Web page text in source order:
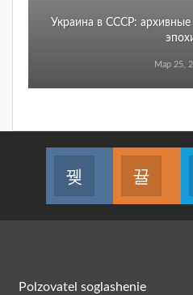
Украина в СССР:
Мар 25,
Перейти
Polzovatel soglashenie